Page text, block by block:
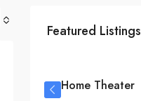
Featured Listings
Home Theater